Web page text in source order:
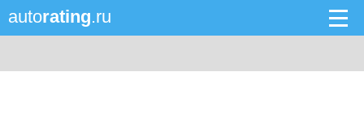
autorating.ru